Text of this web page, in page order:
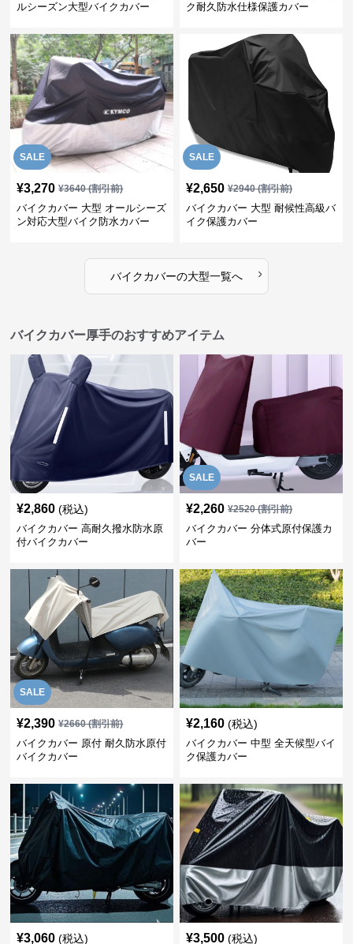
ルシーズン大型バイクカバー
ク耐久防水仕様保護カバー
SALE
¥3,270 ¥3640(割引前)
バイクカバー 大型 オールシーズ
ン対応大型バイク防水カバー
SALE
¥2,650 ¥2940(割引前)
バイクカバー 大型 耐候性高級バ
イク保護カバー
バイクカバーの大型一覧へ ›
バイクカバー厚手のおすすめアイテム
¥2,860 (税込)
バイクカバー 高耐久撥水防水原
付バイクカバー
SALE
¥2,260 ¥2520(割引前)
バイクカバー 分体式原付保護カ
バー
SALE
¥2,390 ¥2660(割引前)
バイクカバー 原付 耐久防水原付
バイクカバー
¥2,160 (税込)
バイクカバー 中型 全天候型バイ
ク保護カバー
¥3,060 (税込) ¥3,500 (税込)